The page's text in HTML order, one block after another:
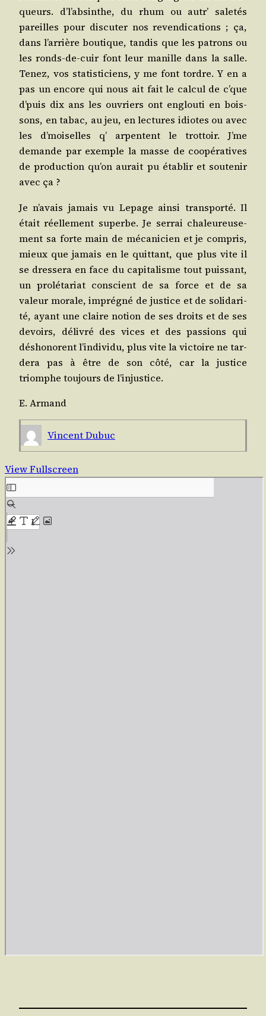
queurs. d’l’ab­sinthe, du rhum ou autr’ sale­tés
pareilles pour dis­cu­ter nos reven­di­ca­tions ; ça,
dans l’ar­rière bou­tique, tan­dis que les patrons ou
les ronds-de-cuir font leur manille dans la salle.
Tenez, vos sta­tis­ti­ciens, y me font tordre. Y en a
pas un encore qui nous ait fait le cal­cul de c’que
d’puis dix ans les ouvriers ont englou­ti en bois­
sons, en tabac, au jeu, en lec­tures idiotes ou avec
les d’moi­selles q’ arpentent le trot­toir. J’me
demande par exemple la masse de coopé­ra­tives
de pro­duc­tion qu’on aurait pu éta­blir et sou­te­nir
avec ça ?
Je n’a­vais jamais vu Lepage ain­si trans­por­té. Il
était réel­le­ment superbe. Je ser­rai cha­leu­reu­se­
ment sa forte main de méca­ni­cien et je com­pris,
mieux que jamais en le quit­tant, que plus vite il
se dres­se­ra en face du capi­ta­lisme tout puis­sant,
un pro­lé­ta­riat conscient de sa force et de sa
valeur morale, impré­gné de jus­tice et de soli­da­ri­
té, ayant une claire notion de ses droits et de ses
devoirs, déli­vré des vices et des pas­sions qui
désho­norent l’in­di­vi­du, plus vite la vic­toire ne tar­
de­ra pas à être de son côté, car la jus­tice
triomphe tou­jours de l’injustice.
E. Armand
Vincent Dubuc
View Fullscreen